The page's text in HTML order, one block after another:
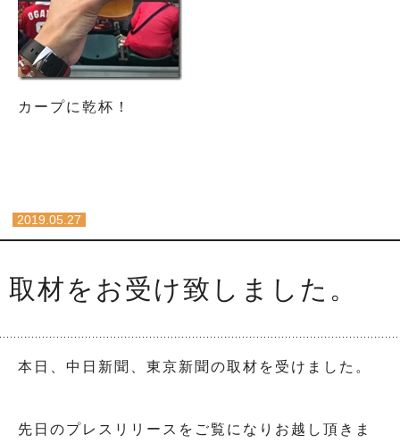
カープに乾杯！
2019.05.27
取材をお受け致しました。
本日、中日新聞、東京新聞の取材を受けました。
先日のプレスリリースをご覧になりお越し頂きま